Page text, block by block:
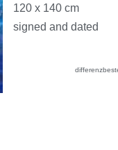
120 x 140 cm
signed and dated